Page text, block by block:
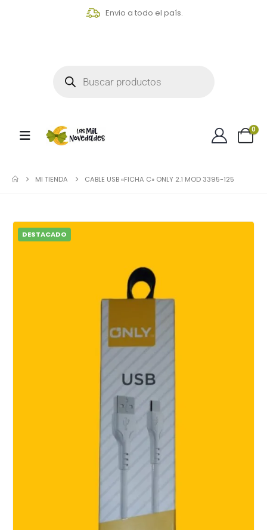
Envio a todo el país.
0
MI TIENDA CABLE USB «FICHA C» ONLY 2.1 MOD 3395-125
DESTACADO